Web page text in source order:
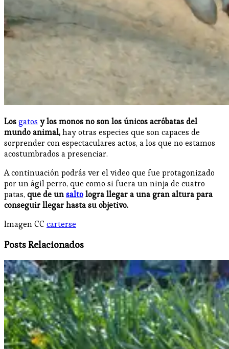
Losgatos y los monos no son los únicos acróbatas del
mundo animal,hay otras especies que son capaces de
sorprender con espectaculares actos, a los que no estamos
acostumbrados a presenciar.
A continuación podrás ver el video que fue protagonizado
por un ágil perro, que como si fuera un ninja de cuatro
patas, que de unsaltologra llegar a una gran altura para
conseguir llegar hasta su objetivo.
Imagen CC carterse
Posts Relacionados